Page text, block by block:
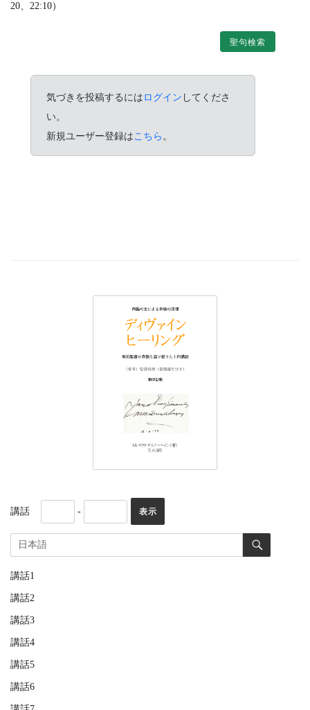
20、22:10）
聖句検索
気づきを投稿するにはログイン してくださ
い。
新規ユーザー登録はこちら 。
講話 -
講話1
講話2
講話3
講話4
講話5
講話6